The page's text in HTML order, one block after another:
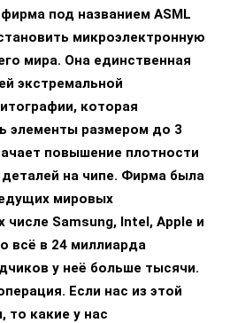
под названием ASML
микроэлектронную
мира. Она единственная
экстремальной
которая
элементы размером до 3
повышение плотности
на чипе. Фирма была
мировых
числе Samsung, Intel, Apple и
всё в 24 миллиарда
у неё больше тысячи.
Если нас из этой
то какие у нас